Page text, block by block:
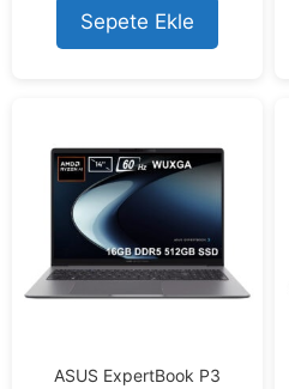
o
f
5
Sepete Ekle
ASUS ExpertBook P3